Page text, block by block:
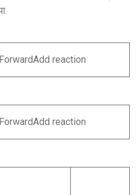
reaction
reaction